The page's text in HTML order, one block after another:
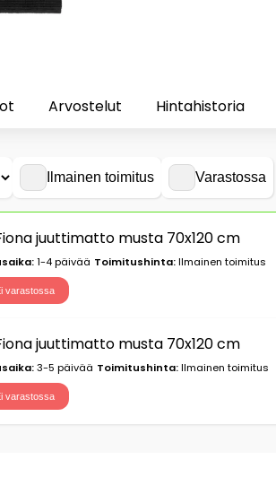
Arvostelut Hintahistoria
Ilmainen toimitus Varastossa
juuttimatto musta 70x120 cm
1-4 päivää Toimitushinta:Ilmainen toimitus
varastossa
juuttimatto musta 70x120 cm
3-5 päivää Toimitushinta:Ilmainen toimitus
varastossa